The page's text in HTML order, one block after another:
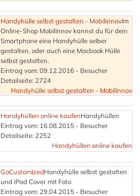
Handyhülle selbst gestalten - MobilinnovIm
Online-Shop Mobilinnov kannst du für dein
Smartphone eine Handyhülle selber
gestalten, oder auch eine Macbook Hülle
selbst gestalten.
Eintrag vom: 09.12.2016 - Besucher
Detailseite: 2724
Handyhülle selbst gestalten - Mobilinnov
Handyhüllen online kaufenHandyhüllen
Eintrag vom: 16.08.2015 - Besucher
Detailseite: 2252
Handyhüllen online kaufen
GoCustomizedHandyhülle selbst gestalten
und iPad Cover mit Foto
Eintrag vom: 29.04.2015 - Besucher